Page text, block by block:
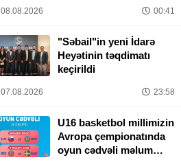
08.08.2026 00:41
"Səbail"in yeni İdarə
Heyətinin təqdimatı
keçirildi
07.08.2026 23:58
U16 basketbol millimizin
Avropa çempionatında
oyun cədvəli məlum